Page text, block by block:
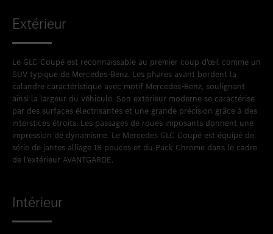
Extérieur
Le GLC Coupé est reconnaissable au premier coup d’œil comme un
SUV typique de Mercedes-Benz. Les phares avant bordent la
calandre caractéristique avec motif Mercedes-Benz, soulignant
ainsi la largeur du véhicule. Son extérieur moderne se caractérise
par des surfaces électrisantes et une grande précision grâce à des
interstices étroits. Les passages de roues imposants donnent une
impression de dynamisme. Le Mercedes GLC Coupé est équipé de
série de jantes alliage 18 pouces et du Pack Chrome dans le cadre
de l’extérieur AVANTGARDE.
Intérieur